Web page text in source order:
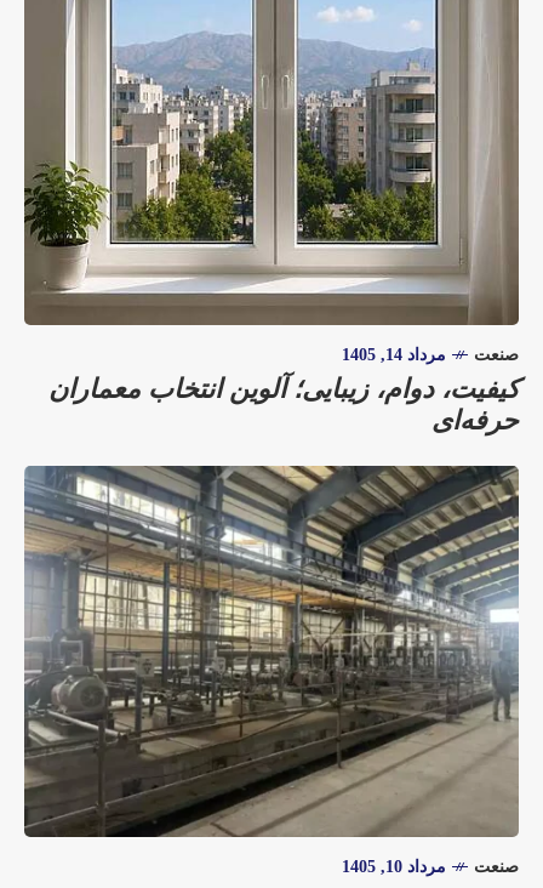
صنعت مرداد 14, 1405
کیفیت، دوام، زیبایی؛ آلوین انتخاب معماران
حرفه‌ای
صنعت مرداد 10, 1405